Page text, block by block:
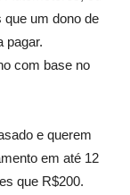
um dono de
pagar.
com base no
e querem
em até 12
que R$200.